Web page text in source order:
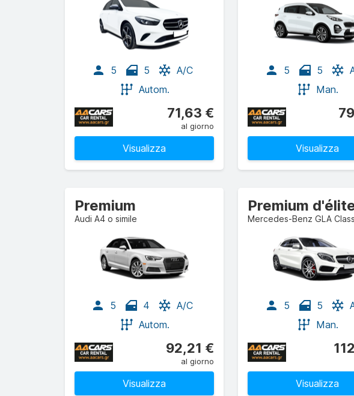
5 5
A/C
Autom.
71,63 €
al giorno
Visualizza
5 5
Man.
Visualizza
Premium
Audi A4 o simile
5 4
A/C
Autom.
92,21 €
al giorno
Visualizza
Mercedes-Benz GLA
5 5
Man.
Visualizza